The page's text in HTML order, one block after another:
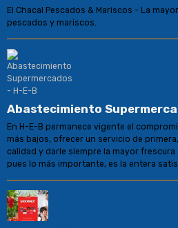
El Chacal Pescados & Mariscos - La
pescados y mariscos.
Abastecimiento
En H-E-B permanece vigente el
más bajos, ofrecer un servicio de
calidad y darle siempre la mayor
pues lo más importante, es la entera